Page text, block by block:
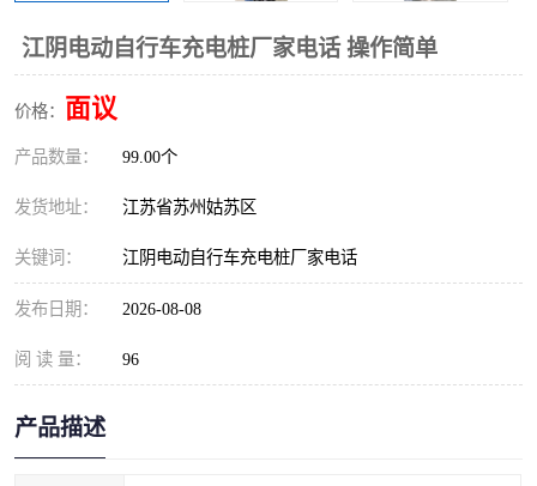
江阴电动自行车充电桩厂家电话 操作简单
价格： 面议
产品数量： 99.00个
发货地址： 江苏省苏州姑苏区
关键词： 江阴电动自行车充电桩厂家电话
发布日期： 2026-08-08
阅 读 量： 96
产品描述